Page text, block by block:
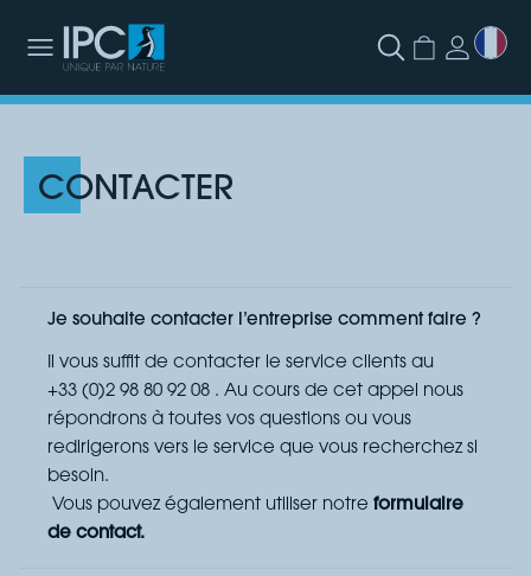
CONTACTER
Je souhaite contacter l’entreprise comment faire ?
Il vous suffit de contacter le service clients au
+33 (0)2 98 80 92 08 . Au cours de cet appel nous
répondrons à toutes vos questions ou vous
redirigerons vers le service que vous recherchez si
besoin.
Vous pouvez également utiliser notre formulaire
de contact.